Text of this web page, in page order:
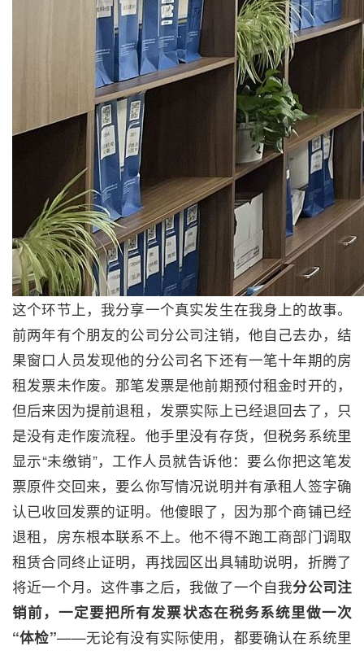
这个环节上，我分享一个真实发生在我身上的故事。
前两年有个朋友的公司分公司注销，他自己去办，结
果窗口人员发现他的分公司名下还有一笔十年期的房
租发票未作废。那笔发票是他前期预付租金时开的，
但后来因为提前退租，发票实际上已经退回去了，只
是没有走作废流程。他手里没有存货，但税务系统里
显示“未缴销”，工作人员就告诉他：要么你把这笔发
票原件交回来，要么你写情况说明并有承租人签字确
认已收回发票的证明。他傻眼了，因为那个商铺已经
退租，房东根本联系不上。他不得不跑工商部门调取
租赁合同终止证明，再找园区出具辅助说明，折腾了
将近一个月。这件事之后，我做了一个自我分公司注
销前，一定要把所有发票状态在税务系统里做一次
“体检”——无论有没有实际使用，都要确认在系统里